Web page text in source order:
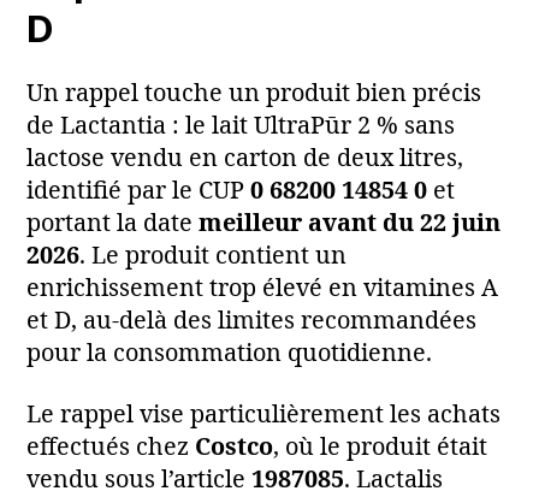
D
Un rappel touche un produit bien précis
de Lactantia : le lait UltraPūr 2 % sans
lactose vendu en carton de deux litres,
identifié par le CUP 0 68200 14854 0 et
portant la date meilleur avant du 22 juin
2026. Le produit contient un
enrichissement trop élevé en vitamines A
et D, au‑delà des limites recommandées
pour la consommation quotidienne.
Le rappel vise particulièrement les achats
effectués chez Costco, où le produit était
vendu sous l’article 1987085. Lactalis